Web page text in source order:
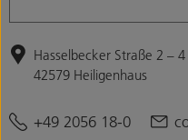
Hasselbecker Straße 2 – 4
42579 Heiligenhaus
+49 2056 18-0